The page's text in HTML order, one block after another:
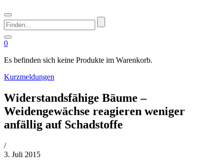
Finden...
0
Es befinden sich keine Produkte im Warenkorb.
Kurzmeldungen
Widerstandsfähige Bäume –
Weidengewächse reagieren weniger
anfällig auf Schadstoffe
von
Philipp
/
3. Juli 2015